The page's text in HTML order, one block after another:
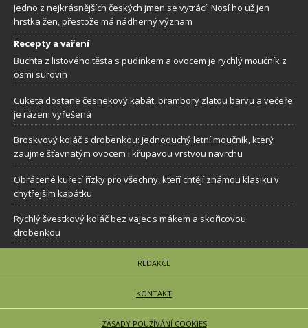
Jedno z nejkrásnějších českých jmen se vytrácí: Nosí ho už jen
hrstka žen, přestože má nádherný význam
Recepty a vaření
Buchta z listového těsta s pudinkem a ovocem je rychlý moučník z
osmi surovin
Cuketa dostane česnekový kabát, brambory zlatou barvu a večeře
je rázem vyřešená
Broskvový koláč s drobenkou: Jednoduchý letní moučník, který
zaujme šťavnatým ovocem i křupavou vrstvou navrchu
Obrácené kuřecí řízky pro všechny, kteří chtějí známou klasiku v
chytřejším kabátku
Rychlý švestkový koláč bez vajec s mákem a skořicovou
drobenkou
REDAKCE
KONTAKT
ZÁSADY POUŽÍVÁNÍ COOKIES